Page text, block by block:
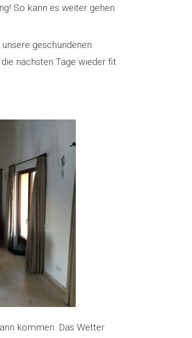
So kann es weiter gehen.
geschundenen
nächsten Tage wieder fit
kommen. Das Wetter